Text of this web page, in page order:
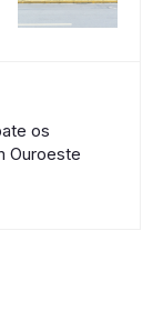
os
Ouroeste